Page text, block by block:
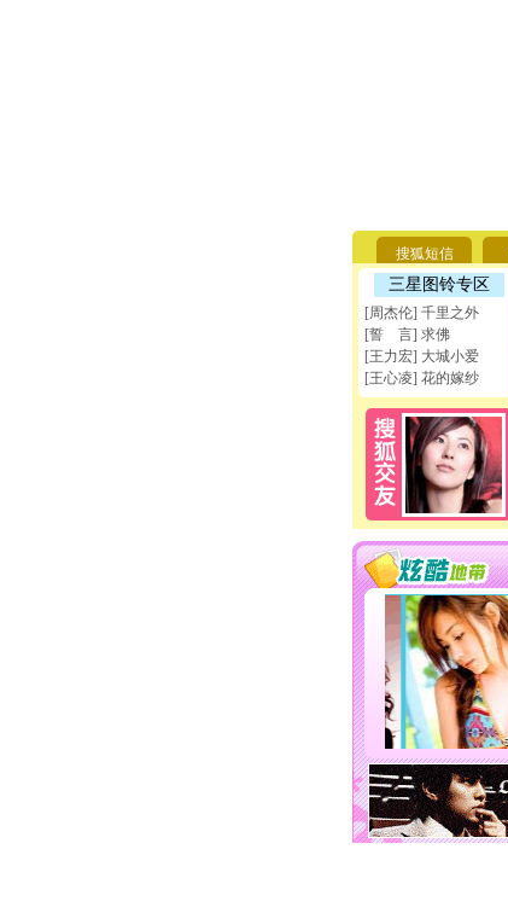
搜狐短信
三星图铃专区
[周杰伦] 千里之外
[誓 言] 求佛
[王力宏] 大城小爱
[王心凌] 花的嫁纱